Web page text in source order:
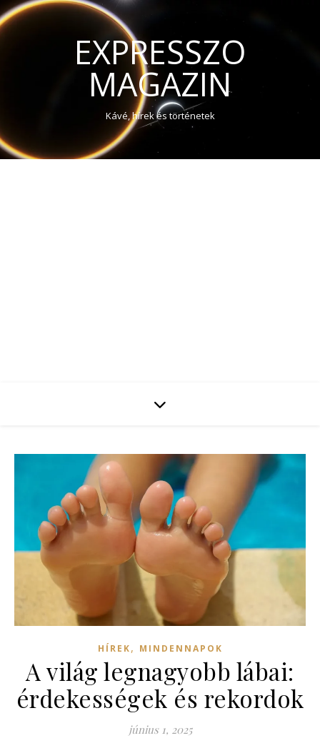
EXPRESSZO
MAGAZIN
Kávé, hírek és történetek
HÍREK, MINDENNAPOK
A világ legnagyobb lábai:
érdekességek és rekordok
június 1, 2025